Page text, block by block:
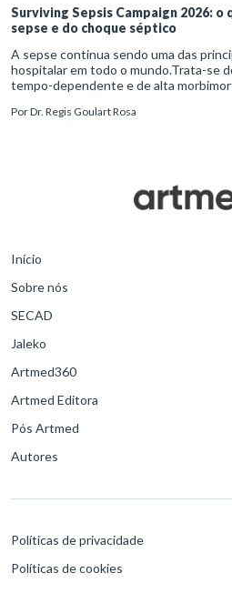
Surviving Sepsis Campaign 2026: o
sepse e do choque séptico
A sepse continua sendo uma das
hospitalar em todo o mundo.Trata-se
tempo-dependente e de alta
para o desfe
PorDr. Regis Goulart Rosa
Início
Sobre nós
SECAD
Jaleko
Artmed360
Artmed Editora
Pós Artmed
Autores
Políticas de privacidade
Políticas de cookies